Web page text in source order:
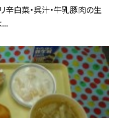
辛白菜・呉汁・牛乳豚肉の生